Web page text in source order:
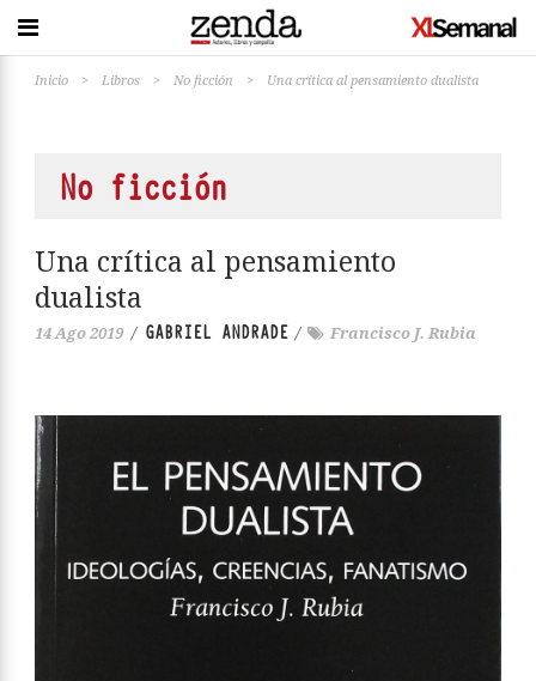
Inicio > Libros > No ficción > Una crítica al pensamiento dualista
No ficción
Una crítica al pensamiento
dualista
14 Ago 2019 / GABRIEL ANDRADE / Francisco J. Rubia